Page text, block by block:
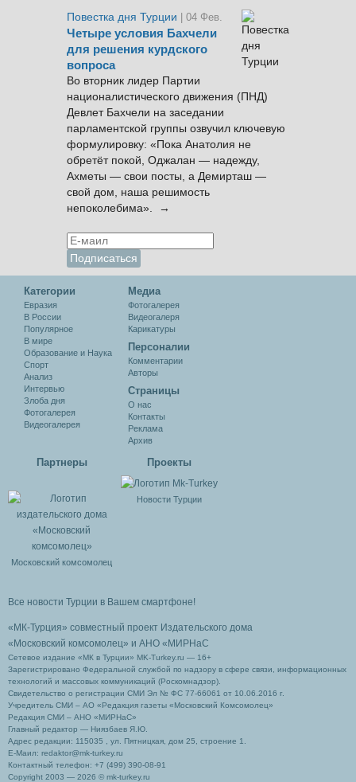
Повестка дня Турции
| 04 Фев.
Четыре условия Бахчели
для решения курдского
вопроса
Во вторник лидер Партии
националистического движения (ПНД)
Девлет Бахчели на заседании
парламентской группы озвучил ключевую
формулировку: «Пока Анатолия не
обретёт покой, Оджалан — надежду,
Ахметы — свои посты, а Демирташ —
свой дом, наша решимость
непоколебима». →
Категории
Евразия
В России
Популярное
В мире
Образование и Наука
Спорт
Анализ
Интервью
Злоба дня
Фотогалерея
Видеогалерея
Медиа
Фотогалерея
Видеогалеря
Карикатуры
Персоналии
Комментарии
Авторы
Cтраницы
О нас
Контакты
Реклама
Архив
Партнеры
Московский комсомолец
Проекты
Новости Турции
Все новости Турции в Вашем смартфоне!
«МК-Турция» совместный проект Издательского дома
«Московский комсомолец» и АНО «МИРНаС
Сетевое издание «МК в Турции» MK-Turkey.ru — 16+
Зарегистрировано Федеральной службой по надзору в сфере связи, информационных
технологий и массовых коммуникаций (Роскомнадзор).
Свидетельство о регистрации СМИ Эл № ФС 77-66061 от 10.06.2016 г.
Учредитель СМИ – АО «Редакция газеты «Московский Комсомолец»
Редакция СМИ – АНО «МИРНаС»
Главный редактор — Ниязбаев Я.Ю.
Адрес редакции: 115035 , ул. Пятницкая, дом 25, строение 1.
Е-Маил: redaktor@mk-turkey.ru
Контактный телефон: +7 (499) 390-08-91
Copyright 2003 — 2026 © mk-turkey.ru